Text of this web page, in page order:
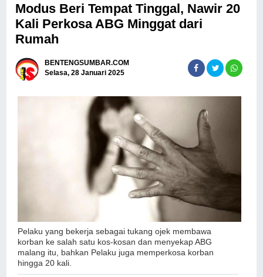
Modus Beri Tempat Tinggal, Nawir 20
Kali Perkosa ABG Minggat dari
Rumah
BENTENGSUMBAR.COM
Selasa, 28 Januari 2025
Pelaku yang bekerja sebagai tukang ojek membawa
korban ke salah satu kos-kosan dan menyekap ABG
malang itu, bahkan Pelaku juga memperkosa korban
hingga 20 kali.